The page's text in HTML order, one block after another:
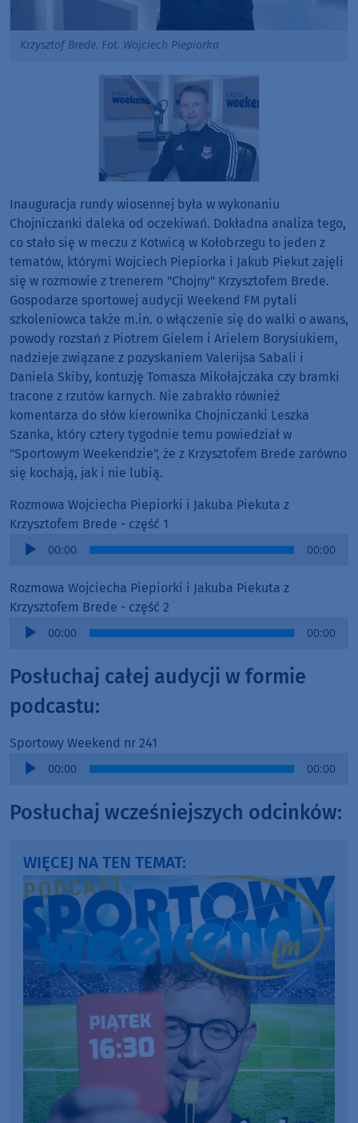
Krzysztof Brede. Fot. Wojciech Piepiorka
Inauguracja rundy wiosennej była w wykonaniu
Chojniczanki daleka od oczekiwań. Dokładna analiza tego,
co stało się w meczu z Kotwicą w Kołobrzegu to jeden z
tematów, którymi Wojciech Piepiorka i Jakub Piekut zajęli
się w rozmowie z trenerem "Chojny" Krzysztofem Brede.
Gospodarze sportowej audycji Weekend FM pytali
szkoleniowca także m.in. o włączenie się do walki o awans,
powody rozstań z Piotrem Gielem i Arielem Borysiukiem,
nadzieje związane z pozyskaniem Valerijsa Sabali i
Daniela Skiby, kontuzję Tomasza Mikołajczaka czy bramki
tracone z rzutów karnych. Nie zabrakło również
komentarza do słów kierownika Chojniczanki Leszka
Szanka, który cztery tygodnie temu powiedział w
"Sportowym Weekendzie", że z Krzysztofem Brede zarówno
się kochają, jak i nie lubią.
Rozmowa Wojciecha Piepiorki i Jakuba Piekuta z
Krzysztofem Brede - część 1
Audio
00:00 00:00
Rozmowa Wojciecha Piepiorki i Jakuba Piekuta z
Krzysztofem Brede - część 2
Audio
00:00 00:00
Posłuchaj całej audycji w formie
podcastu:
Sportowy Weekend nr 241
Audio
00:00 00:00
Posłuchaj wcześniejszych odcinków:
WIĘCEJ NA TEN TEMAT: